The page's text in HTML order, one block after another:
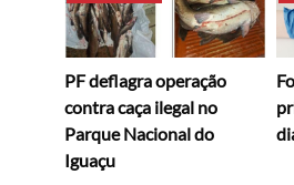
PF deflagra operação
contra caça ilegal no
Parque Nacional do
Iguaçu